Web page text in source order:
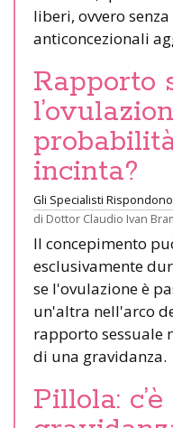
liberi, ovvero
anticoncezionali
Rapporto
incinta?
Gli Specialisti Rispondono
di Dottor Claudio Ivan
Il concepimento
esclusivamente
se l'ovulazione è
un'altra nell'arco
rapporto sessuale
di una gravidanza.
Pillola: